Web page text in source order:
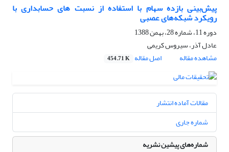
پیش‌بینی بازده سهام با استفاده از نسبت های حسابداری با
رویکرد شبکه‌های عصبی
دوره 11، شماره 28، بهمن 1388
عادل آذر، سیروس کریمی
مشاهده مقاله
اصل مقاله 454.71 K
مقالات آماده انتشار
شماره جاری
شماره‌های پیشین نشریه